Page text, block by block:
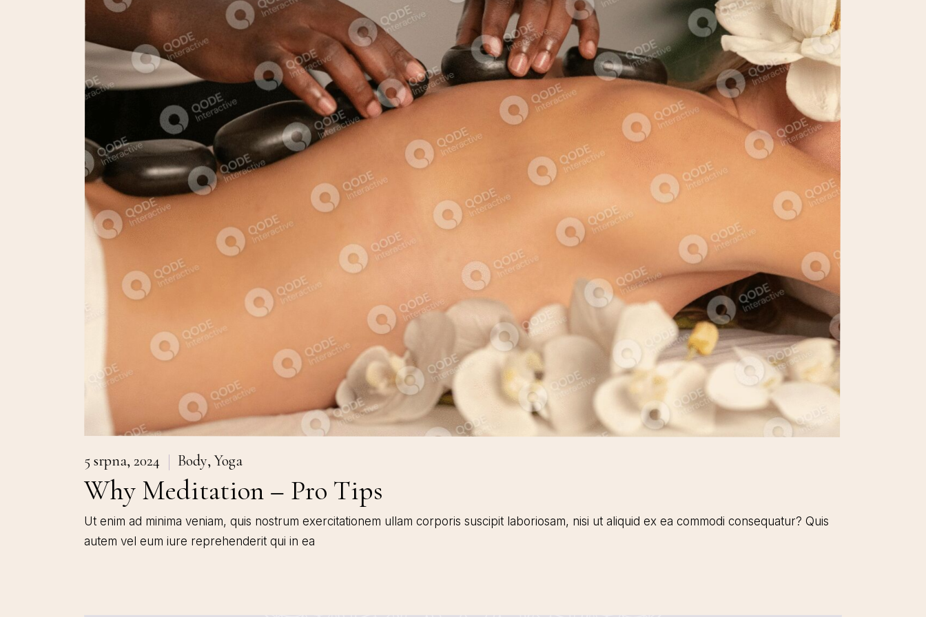
5 srpna, 2024 Body Yoga
Why Meditation – Pro Tips
Ut enim ad minima veniam, quis nostrum exercitationem ullam corporis suscipit laboriosam, nisi ut aliquid ex ea commodi consequatur? Quis
autem vel eum iure reprehenderit qui in ea